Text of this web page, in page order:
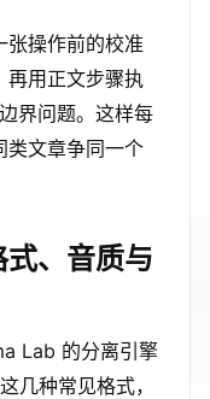
张操作前的校准
再用正文步骤执
界问题。这样每
类文章争同一个
、音质与
Lab 的分离引擎
几种常见格式，